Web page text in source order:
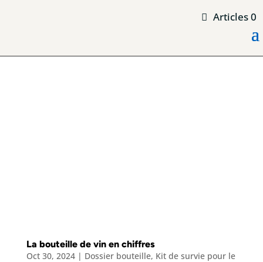
Articles 0
La bouteille de vin en chiffres
Oct 30, 2024| Dossier bouteille, Kit de survie pour le